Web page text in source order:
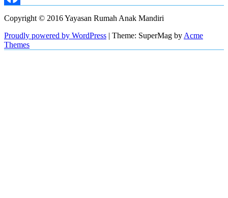
Copyright © 2016 Yayasan Rumah Anak Mandiri
Proudly powered by WordPress | Theme: SuperMag by Acme
Themes